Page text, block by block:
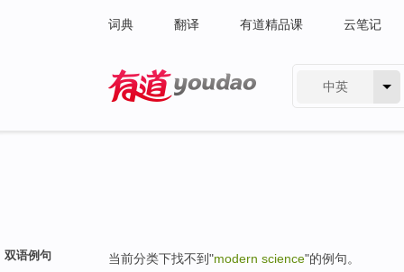
词典 翻译 有道精品课 云笔记
中英
双语例句 当前分类下找不到"modern science"的例句。